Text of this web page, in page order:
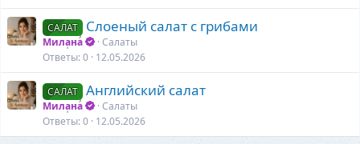
САЛАТ Слоеный салат с грибами
Милана
Салаты
Ответы 0 12.05.2026
САЛАТ Английский салат
Милана
Салаты
Ответы 0 12.05.2026